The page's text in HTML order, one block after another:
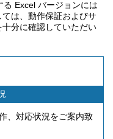
Excel バージョンには
は、動作保証およびサ
分に確認していただい
、対応状況をご案内致